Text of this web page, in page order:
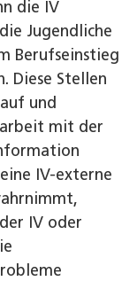
die IV
Jugendliche
Berufseinstieg
Diese Stellen
und
mit der
IV-externe
IV oder